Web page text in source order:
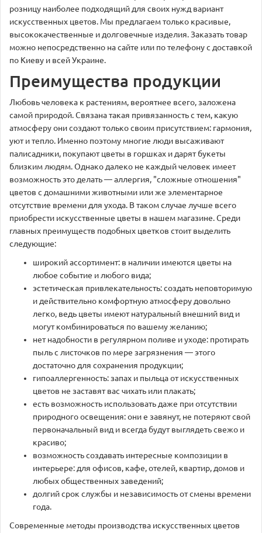
розницу наиболее подходящий для своих нужд вариант
искусственных цветов. Мы предлагаем только красивые,
высококачественные и долговечные изделия. Заказать товар
можно непосредственно на сайте или по телефону с доставкой
по Киеву и всей Украине.
Преимущества продукции
Любовь человека к растениям, вероятнее всего, заложена
самой природой. Связана такая привязанность с тем, какую
атмосферу они создают только своим присутствием: гармония,
уют и тепло. Именно поэтому многие люди высаживают
палисадники, покупают цветы в горшках и дарят букеты
близким людям. Однако далеко не каждый человек имеет
возможность это делать — аллергия, "сложные отношения"
цветов с домашними животными или же элементарное
отсутствие времени для ухода. В таком случае лучше всего
приобрести искусственные цветы в нашем магазине. Среди
главных преимуществ подобных цветков стоит выделить
следующие:
широкий ассортимент: в наличии имеются цветы на
любое событие и любого вида;
эстетическая привлекательность: создать неповторимую
и действительно комфортную атмосферу довольно
легко, ведь цветы имеют натуральный внешний вид и
могут комбинироваться по вашему желанию;
нет надобности в регулярном поливе и уходе: протирать
пыль с листочков по мере загрязнения — этого
достаточно для сохранения продукции;
гипоаллергенность: запах и пыльца от искусственных
цветов не заставят вас чихать или плакать;
есть возможность использовать даже при отсутствии
природного освещения: они е завянут, не потеряют свой
первоначальный вид и всегда будут выглядеть свежо и
красиво;
возможность создавать интересные композиции в
интерьере: для офисов, кафе, отелей, квартир, домов и
любых общественных заведений;
долгий срок службы и независимость от смены времени
года.
Современные методы производства искусственных цветов